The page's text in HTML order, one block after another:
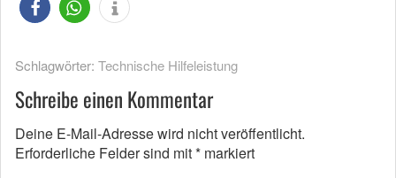
Schlagwörter: Technische Hilfeleistung
Schreibe einen Kommentar
Deine E-Mail-Adresse wird nicht veröffentlicht.
Erforderliche Felder sind mit* markiert